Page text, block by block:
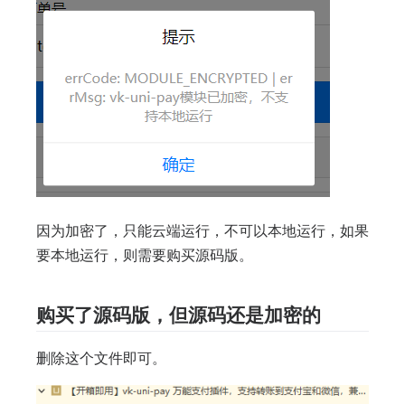
因为加密了，只能云端运行，不可以本地运行，如果
要本地运行，则需要购买源码版。
购买了源码版，但源码还是加密的
删除这个文件即可。